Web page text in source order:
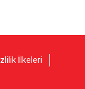
İlkeleri